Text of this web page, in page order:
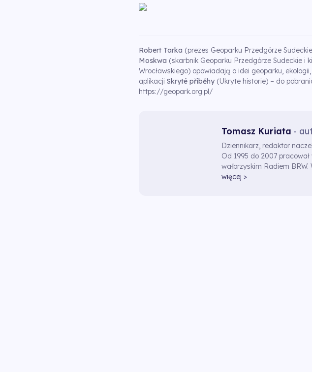
Robert Tarka (prezes Geoparku Przedgórze
Moskwa (skarbnik Geoparku Przedgórze Sudeckie
Wrocławskiego) opowiadają o idei geoparku,
aplikacji Skryté příběhy (Ukryte historie) – do
https://geopark.org.pl/
Tomasz Kuriata -
Dziennikarz, redaktor
Od 1995 do 2007
wałbrzyskim Radiem BRW.
więcej >